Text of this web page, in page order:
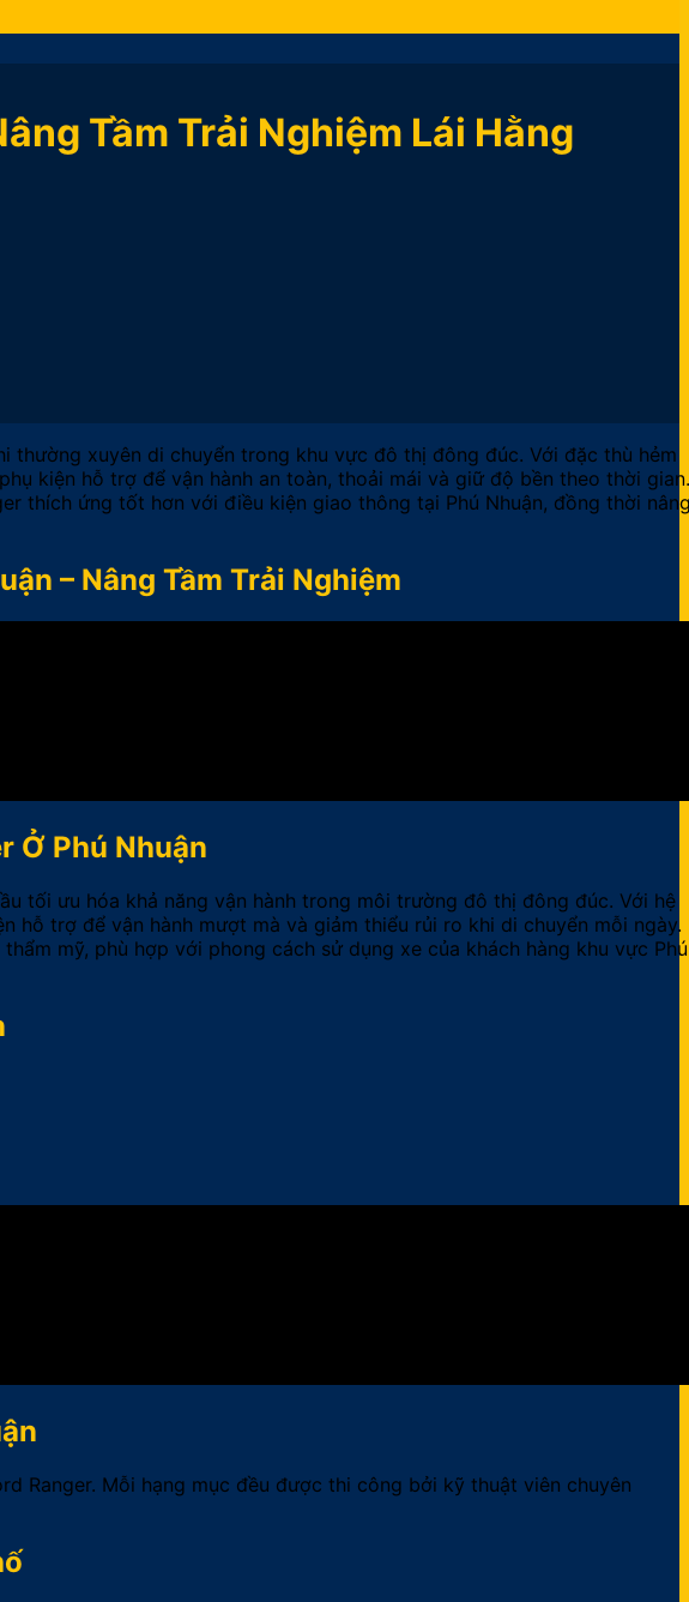
Tầm Trải Nghiệm Lái Hằng
thường xuyên di chuyển trong khu vực đô thị đông đúc. Với đặc thù hẻm
kiện hỗ trợ để vận hành an toàn, thoải mái và giữ độ bền theo thời gian.
thích ứng tốt hơn với điều kiện giao thông tại Phú Nhuận, đồng thời
– Nâng Tầm Trải Nghiệm
Ở Phú Nhuận
tối ưu hóa khả năng vận hành trong môi trường đô thị đông đúc. Với hệ
trợ để vận hành mượt mà và giảm thiểu rủi ro khi di chuyển mỗi ngày.
mỹ, phù hợp với phong cách sử dụng xe của khách hàng khu vực Phú
Ranger. Mỗi hạng mục đều được thi công bởi kỹ thuật viên chuyên